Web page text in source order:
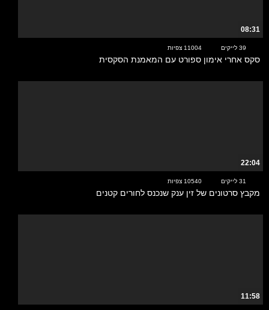
08:31
39 לייקים 11004 צפיות
סקס אחרי אימון ספורט עם המאמנת הסקסית
22:04
31 לייקים 10540 צפיות
מקבץ סרטונים של זין ענק שנכנס לחורים קטנים
11:58